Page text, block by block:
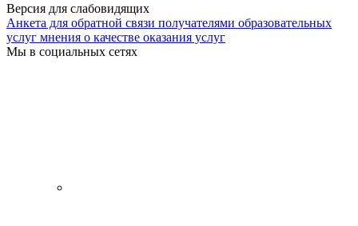
Версия для слабовидящих
Анкета для обратной связи получателями образовательных
услуг мнения о качестве оказания услуг
Мы в социальных сетях